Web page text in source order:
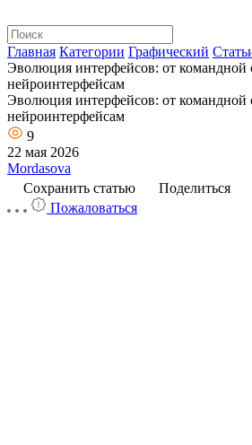
Главная Категории Графический
Эволюция интерфейсов: от командной
нейроинтерфейсам
Эволюция интерфейсов: от командной
нейроинтерфейсам
9
22 мая 2026
Mordasova
Сохранить статью
Поделиться
Пожаловаться